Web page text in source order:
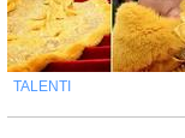
TALENTI